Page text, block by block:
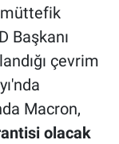
Başkanı
çevrim
Macron,
olacak